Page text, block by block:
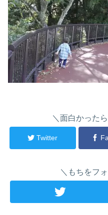
＼面白かった
Twitter
＼もちをフ